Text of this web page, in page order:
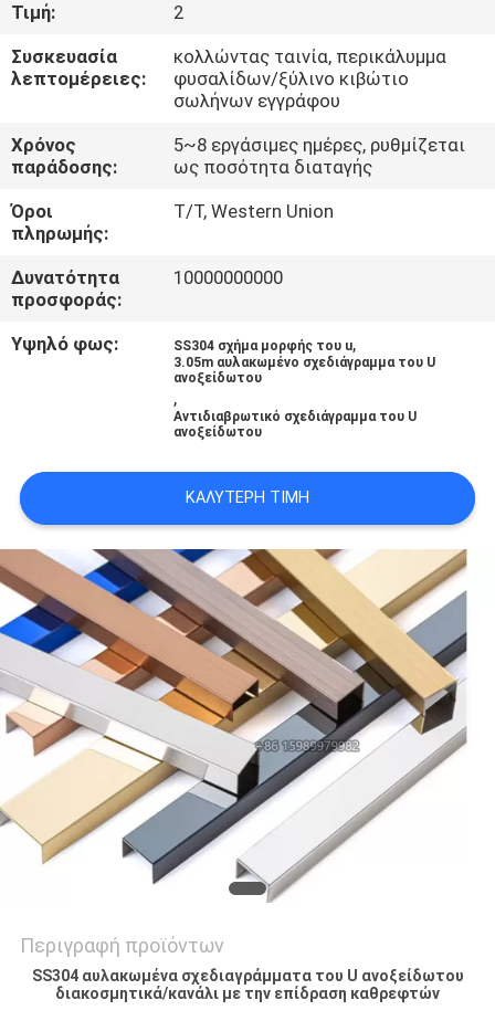
ΜΑΣ
ΕΛΆΤΕ
ΕΠΑΦΉ
ΜΕ
ΕΙΔΉΣΕΙΣ
PRIVACY
POLICY
Τιμή:
2
Συσκευασία
λεπτομέρειες:
κολλώντας ταινία, περικάλυμμα
φυσαλίδων/ξύλινο κιβώτιο
σωλήνων εγγράφου
Χρόνος
παράδοσης:
5~8 εργάσιμες ημέρες, ρυθμίζεται
ως ποσότητα διαταγής
Όροι
πληρωμής:
T/T, Western Union
Δυνατότητα
προσφοράς:
10000000000
Υψηλό φως: SS304 σχήμα μορφής του u,
3.05m αυλακωμένο σχεδιάγραμμα του U
ανοξείδωτου
,
Αντιδιαβρωτικό σχεδιάγραμμα του U
ανοξείδωτου
ΚΑΛΎΤΕΡΗ ΤΙΜΉ
Περιγραφή προϊόντων
SS304 αυλακωμένα σχεδιαγράμματα του U ανοξείδωτου
διακοσμητικά/κανάλι με την επίδραση καθρεφτών